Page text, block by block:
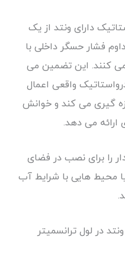
دارای ونتد از یک
فشار حسگر داخلی با
می کنند. این تضمین می
واقعی اعمال
گیری می کند و خوانش
ارائه می دهد.
را برای نصب در فضای
محیط هایی با شرایط آب
در لول ترانسمیتر